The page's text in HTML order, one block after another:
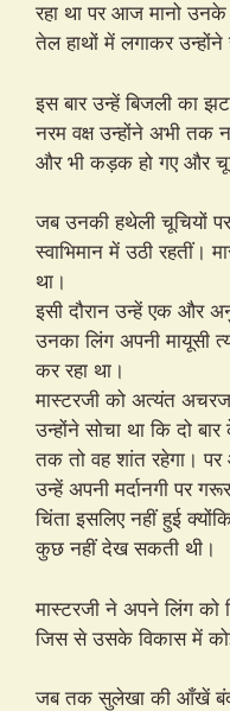
रहा था पर आज मानो उनके
तेल हाथों में लगाकर
इस बार उन्हें बिजली का
नरम वक्ष उन्होंने अभी तक
और भी कड़क हो गए और
जब उनकी हथेली चूचियों
स्वाभिमान में उठी रहतीं।
था।
इसी दौरान उन्हें एक और
उनका लिंग अपनी मायूसी
कर रहा था।
मास्टरजी को अत्यंत
उन्होंने सोचा था कि दो
तक तो वह शांत रहेगा।
उन्हें अपनी मर्दानगी पर
चिंता इसलिए नहीं हुई
कुछ नहीं देख सकती थी।
मास्टरजी ने अपने लिंग को
जिस से उसके विकास में
जब तक सुलेखा की आँखें